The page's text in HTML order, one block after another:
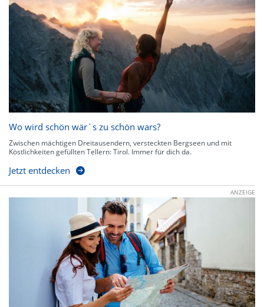
Wo wird schön wär`s zu schön wars?
Zwischen mächtigen Dreitausendern, versteckten Bergseen und mit
Köstlichkeiten gefüllten Tellern: Tirol. Immer für dich da.
Jetzt entdecken
ANZEIGE